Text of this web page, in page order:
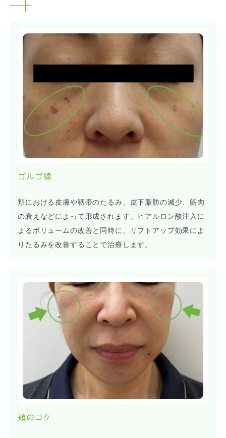
ゴルゴ線
頬における皮膚や靱帯のたるみ、皮下脂肪の減少、筋肉
の衰えなどによって形成されます。ヒアルロン酸注入に
よるボリュームの改善と同時に、リフトアップ効果によ
りたるみを改善することで治療します。
頬のコケ